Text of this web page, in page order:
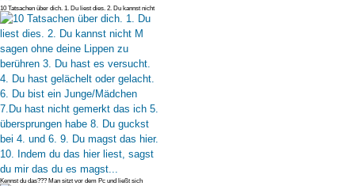
10 Tatsachen über dich. 1. Du liest dies. 2. Du kannst nicht
M sagen ohn
Kennst du das??? Man sitzt vor dem Pc und ließt sich